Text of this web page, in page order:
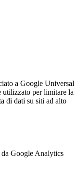
a Google Universal
utilizzato per limitare la
di dati su siti ad alto
Google Analytics